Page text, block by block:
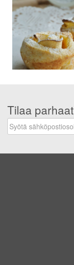
Tilaa